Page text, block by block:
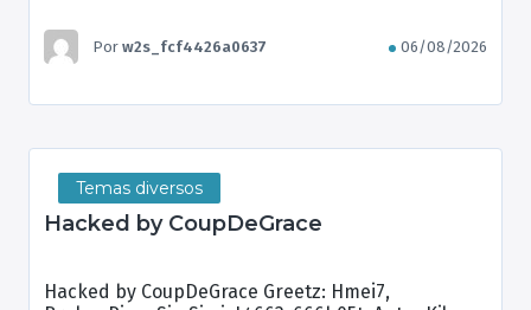
Por w2s_fcf4426a0637 06/08/2026
Temas diversos
Hacked by CoupDeGrace
Hacked by CoupDeGrace Greetz: Hmei7,